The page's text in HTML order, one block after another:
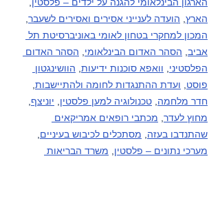
הארגון הבינלאומי להגנה על ילדים – פלסטין,
הארץ, הועדה לענייני אסירים ואסירים לשעבר,
המכון למחקרי בטחון לאומי באוניברסיטת תל
אביב, הסהר האדום הבינלאומי, הסהר האדום
הפלסטיני, וואפא סוכנות ידיעות, הוושינגטון
פוסט, ועדת ההתנגדות לחומה ולהתיישבות,
חדר מלחמה, טכנולוגיה למען פלסטין, יוניצף,
מחוץ לעדר, מכתבי רופאים אמריקאים
שהתנדבו בעזה, מסתכלים לכיבוש בעיניים,
מערכי נתונים – פלסטין, משרד הבריאות